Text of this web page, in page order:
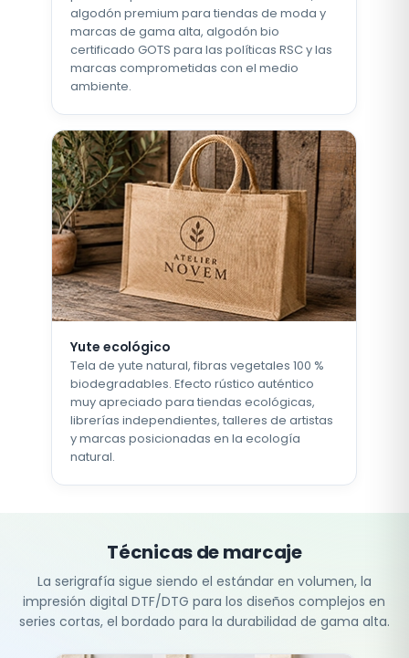
algodón premium para tiendas de moda y
marcas de gama alta, algodón bio
certificado GOTS para las políticas RSC y las
marcas comprometidas con el medio
ambiente.
Yute ecológico
Tela de yute natural, fibras vegetales 100 %
biodegradables. Efecto rústico auténtico
muy apreciado para tiendas ecológicas,
librerías independientes, talleres de artistas
y marcas posicionadas en la ecología
natural.
Técnicas de marcaje
La serigrafía sigue siendo el estándar en volumen, la
impresión digital DTF/DTG para los diseños complejos en
series cortas, el bordado para la durabilidad de gama alta.